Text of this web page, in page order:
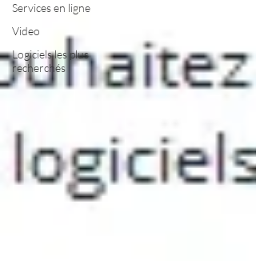
Services en ligne
Video
Logiciels les plus
recherchés